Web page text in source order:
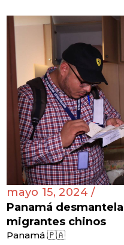
mayo 15, 2024 /
Panamá
migrantes chinos
Panamá 🇵🇦